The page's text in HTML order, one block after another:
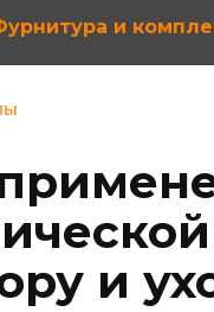
и
и